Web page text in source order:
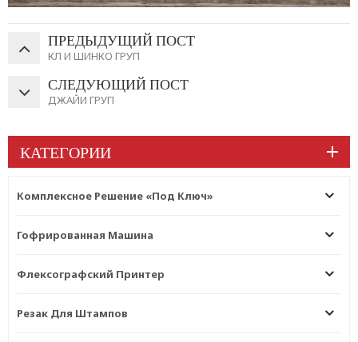
ПРЕДЫДУЩИЙ ПОСТ
КЛ И ШИНКО ГРУП
СЛЕДУЮЩИЙ ПОСТ
ДЖАЙИ ГРУП
КАТЕГОРИИ
Комплексное Решение «под Ключ»
Гофрированная Машина
Флексографский Принтер
Резак Для Штампов